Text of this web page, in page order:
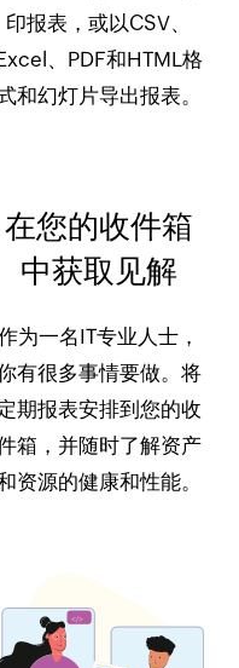
印报表，或以CSV、
、PDF和HTML格
和幻灯片导出报表。
在您的收件箱
中获取见解
为一名IT专业人士，
有很多事情要做。将
期报表安排到您的收
箱，并随时了解资产
资源的健康和性能。